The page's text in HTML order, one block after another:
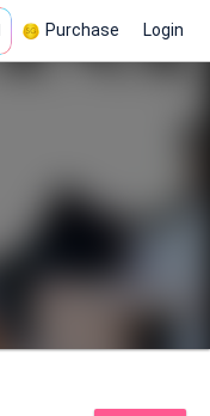
Purchase Login